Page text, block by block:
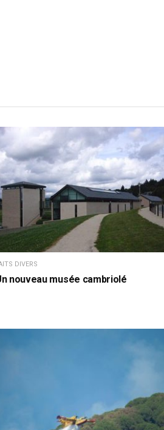
DIVERS
nouveau musée cambriolé